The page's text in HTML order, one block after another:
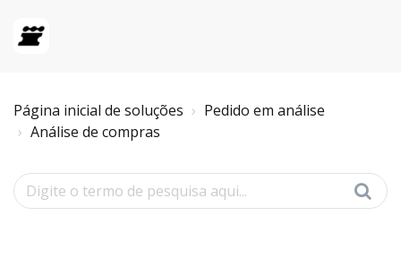
Página inicial de soluções
Pedido em análise
Análise de compras